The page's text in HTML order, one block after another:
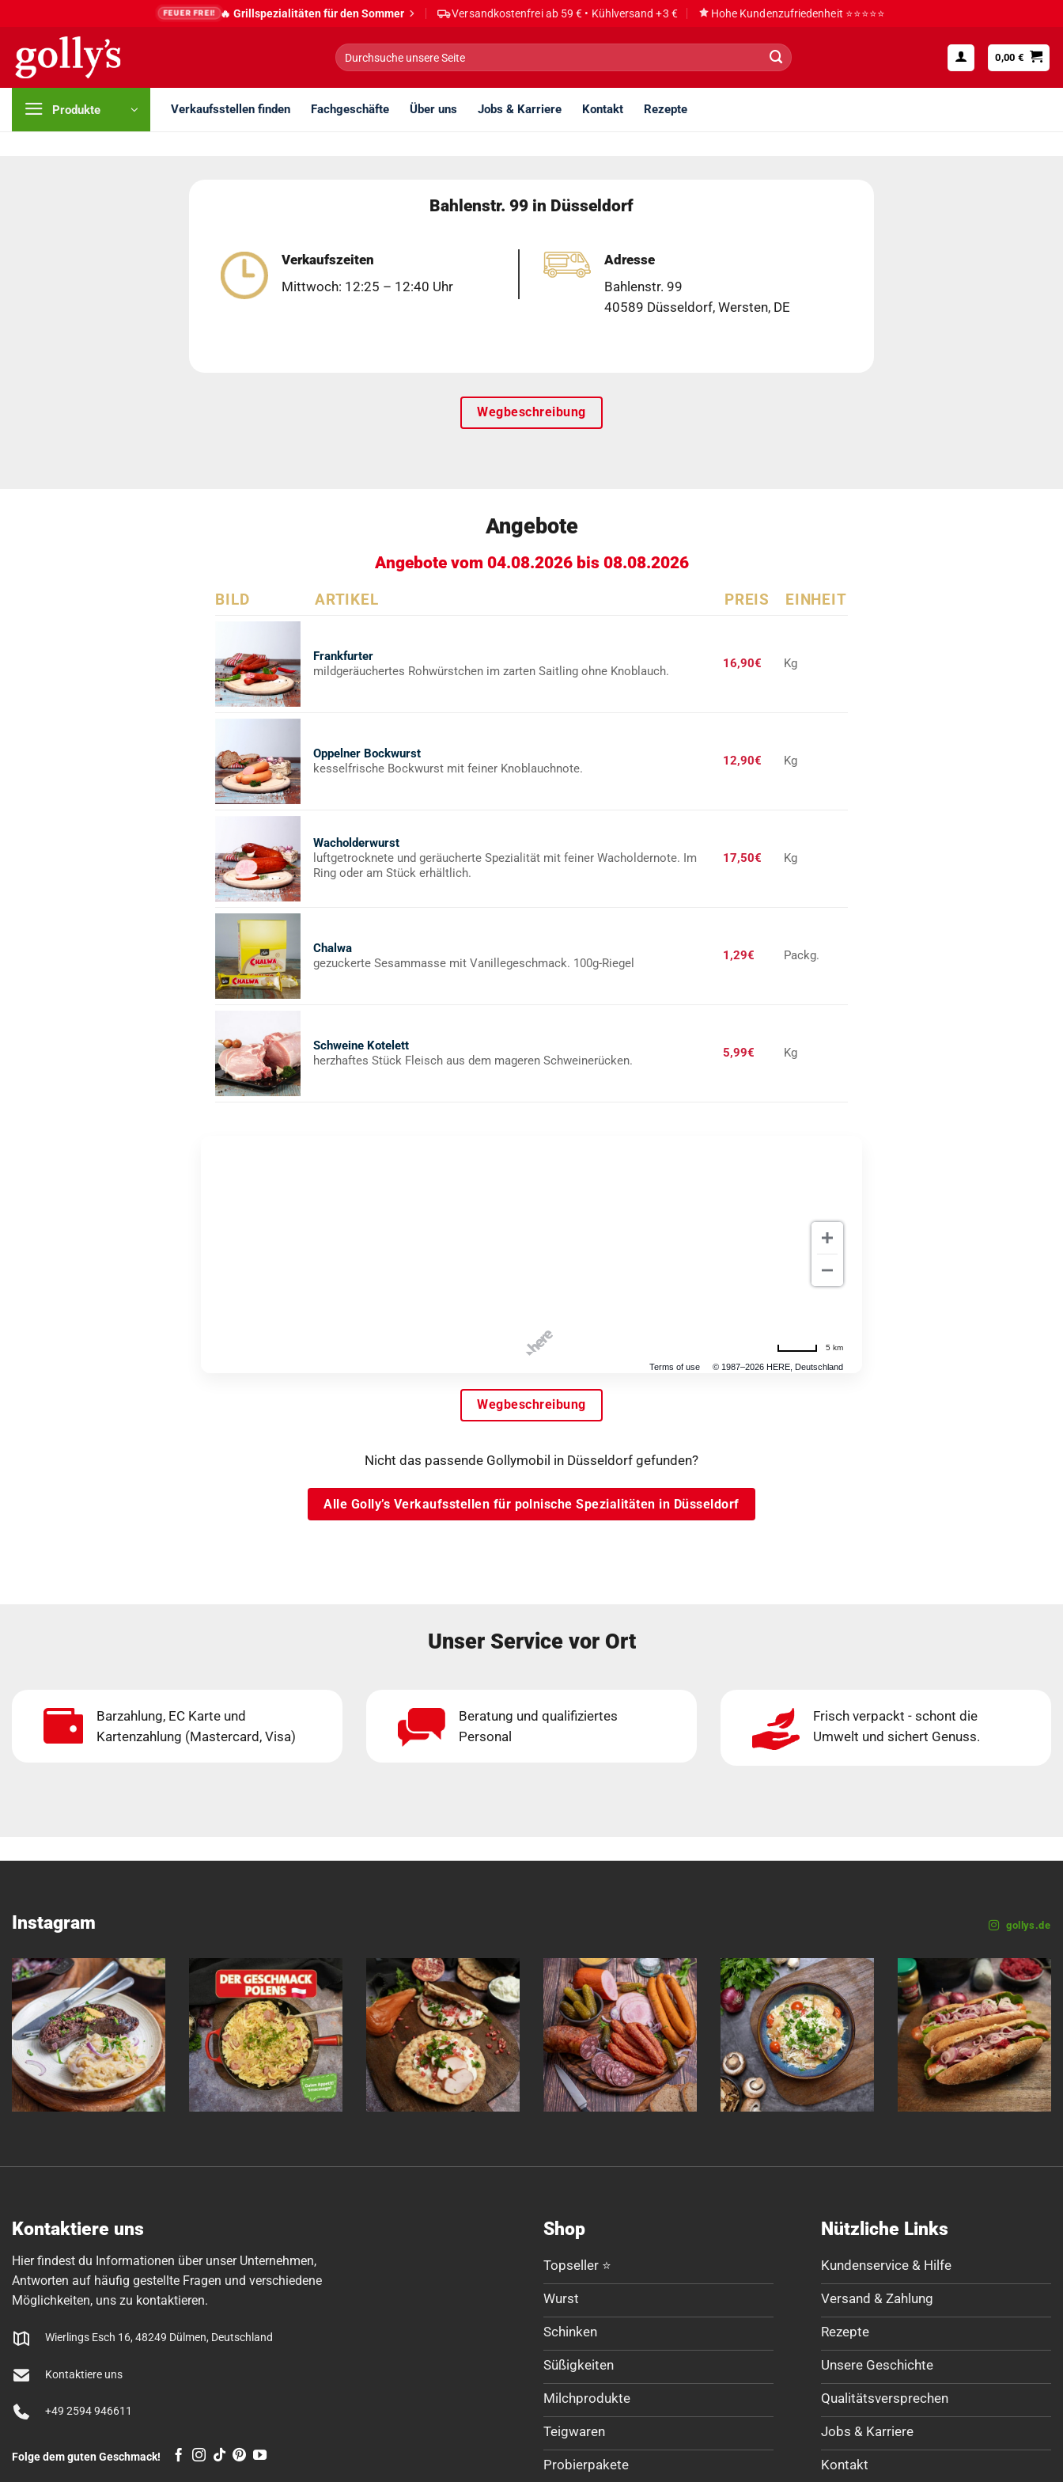
springen
FEUER FREI! 🔥 Grillspezialitäten für den Sommer Versandkostenfrei ab 59 € • Kühlversand +3 € Hohe Kundenzufriedenheit ⭐⭐⭐⭐⭐
Suche
nach:
0,00€
Produkte Verkaufsstellen finden Fachgeschäfte Über uns Jobs & Karriere Kontakt Rezepte
Bahlenstr. 99 in Düsseldorf
Verkaufszeiten
Mittwoch: 12:25 – 12:40 Uhr
Adresse
Bahlenstr. 99
40589 Düsseldorf, Wersten, DE
Wegbeschreibung
Angebote
Angebote vom 04.08.2026 bis 08.08.2026
BILD ARTIKEL PREIS EINHEIT
Frankfurter
mildgeräuchertes Rohwürstchen im zarten Saitling ohne Knoblauch.
16,90€ Kg
Oppelner Bockwurst
kesselfrische Bockwurst mit feiner Knoblauchnote.
12,90€ Kg
Wacholderwurst
luftgetrocknete und geräucherte Spezialität mit feiner Wacholdernote. Im
Ring oder am Stück erhältlich.
17,50€ Kg
Chalwa
gezuckerte Sesammasse mit Vanillegeschmack. 100g-Riegel
1,29€ Packg.
Schweine Kotelett
herzhaftes Stück Fleisch aus dem mageren Schweinerücken.
5,99€ Kg
Terms of use © 1987–2026 HERE, Deutschland
5 km
Wegbeschreibung
Nicht das passende Gollymobil in Düsseldorf gefunden?
Alle Golly’s Verkaufsstellen für polnische Spezialitäten in Düsseldorf
Unser Service vor Ort
Barzahlung, EC Karte und
Kartenzahlung (Mastercard, Visa)
Beratung und qualifiziertes
Personal
Frisch verpackt - schont die
Umwelt und sichert Genuss.
Instagram gollys.de
Kontaktiere uns
Hier findest du Informationen über unser Unternehmen,
Antworten auf häufig gestellte Fragen und verschiedene
Möglichkeiten, uns zu kontaktieren.
Wierlings Esch 16, 48249 Dülmen, Deutschland
Kontaktiere uns
+49 2594 946611
Folge dem guten Geschmack!
Shop
Topseller ⭐
Wurst
Schinken
Süßigkeiten
Milchprodukte
Teigwaren
Probierpakete
Nützliche Links
Kundenservice & Hilfe
Versand & Zahlung
Rezepte
Unsere Geschichte
Qualitätsversprechen
Jobs & Karriere
Kontakt